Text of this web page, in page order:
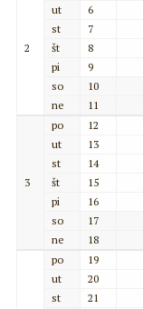
2
ut
6
st
7
št
8
pi
9
so
10
ne
11
3
po
12
ut
13
st
14
št
15
pi
16
so
17
ne
18
po
19
ut
20
st
21